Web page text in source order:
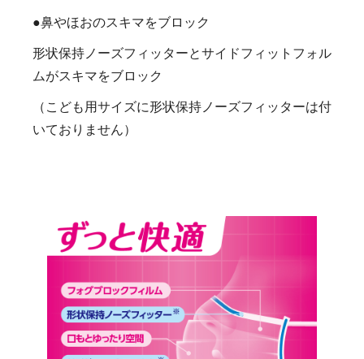
●鼻やほおのスキマをブロック
形状保持ノーズフィッターとサイドフィットフォル
ムがスキマをブロック
（こども用サイズに形状保持ノーズフィッターは付
いておりません）